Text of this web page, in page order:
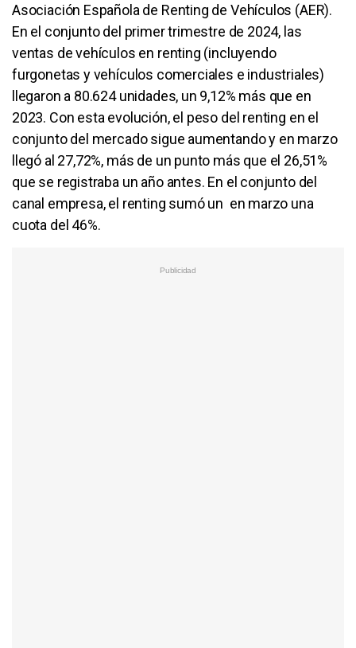
Asociación Española de Renting de Vehículos (AER).
En el conjunto del primer trimestre de 2024, las
ventas de vehículos en renting (incluyendo
furgonetas y vehículos comerciales e industriales)
llegaron a 80.624 unidades, un 9,12% más que en
2023. Con esta evolución, el peso del renting en el
conjunto del mercado sigue aumentando y en marzo
llegó al 27,72%, más de un punto más que el 26,51%
que se registraba un año antes. En el conjunto del
canal empresa, el renting sumó un en marzo una
cuota del 46%.